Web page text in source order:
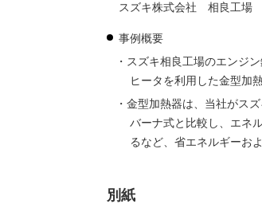
スズキ株式会社 相良工場
事例概要
スズキ相良工場のエンジ
ヒータを利用した金型加
金型加熱器は、当社がス
バーナ式と比較し、エネ
るなど、省エネルギーお
別紙